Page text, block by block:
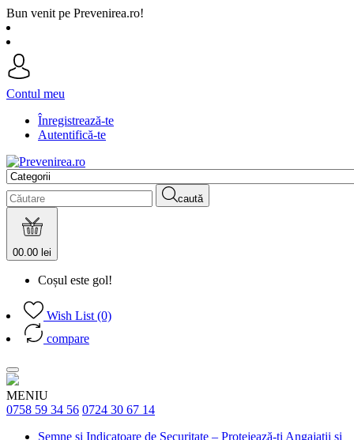
Bun venit pe Prevenirea.ro!
Contul meu
Înregistrează-te
Autentifică-te
caută
00.00 lei
Coșul este gol!
Wish List (0)
compare
MENIU
0758 59 34 56 0724 30 67 14
Semne și Indicatoare de Securitate – Protejează-ți Angajații și